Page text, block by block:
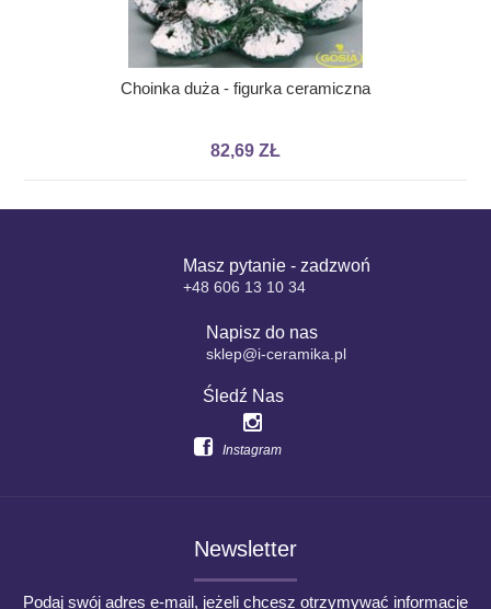
Choinka duża - figurka ceramiczna
82,69 ZŁ
Masz pytanie - zadzwoń
+48 606 13 10 34
Napisz do nas
sklep@i-ceramika.pl
Śledź Nas
Instagram
Newsletter
Podaj swój adres e-mail, jeżeli chcesz otrzymywać informacje